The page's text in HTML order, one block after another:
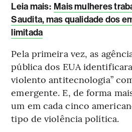
Leia mais: Mais mulheres
Saudita, mas qualidade dos
limitada
Pela primeira vez, as
pública dos EUA
violento antitecnologia”
emergente. E, de forma
um em cada cinco
tipo de violência política.